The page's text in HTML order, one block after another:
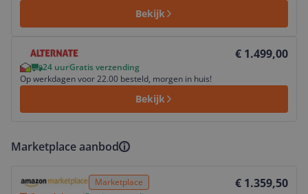
Bekijk
€ 1.499,00
24 uurGratis verzending
Op werkdagen voor 22.00 besteld, morgen in huis!
Bekijk
Marketplace aanbod
Marketplace € 1.359,50